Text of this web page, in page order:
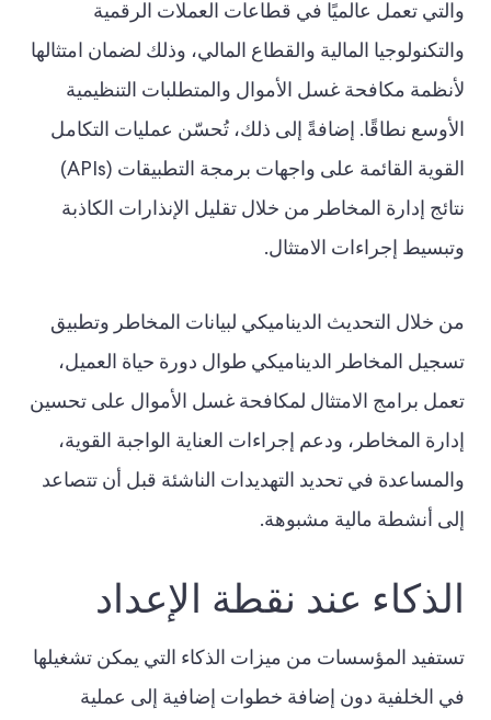
والتي تعمل عالميًا في قطاعات العملات الرقمية
والتكنولوجيا المالية والقطاع المالي، وذلك لضمان امتثالها
لأنظمة مكافحة غسل الأموال والمتطلبات التنظيمية
الأوسع نطاقًا. إضافةً إلى ذلك، تُحسّن عمليات التكامل
القوية القائمة على واجهات برمجة التطبيقات (APIs)
نتائج إدارة المخاطر من خلال تقليل الإنذارات الكاذبة
وتبسيط إجراءات الامتثال.
من خلال التحديث الديناميكي لبيانات المخاطر وتطبيق
تسجيل المخاطر الديناميكي طوال دورة حياة العميل،
تعمل برامج الامتثال لمكافحة غسل الأموال على تحسين
إدارة المخاطر، ودعم إجراءات العناية الواجبة القوية،
والمساعدة في تحديد التهديدات الناشئة قبل أن تتصاعد
إلى أنشطة مالية مشبوهة.
الذكاء عند نقطة الإعداد
تستفيد المؤسسات من ميزات الذكاء التي يمكن تشغيلها
في الخلفية دون إضافة خطوات إضافية إلى عملية